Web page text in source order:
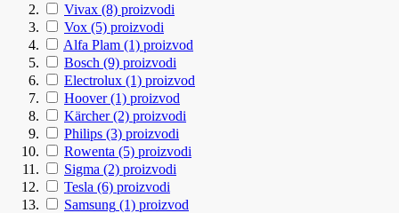
Vivax (8) proizvodi
Vox (5) proizvodi
Alfa Plam (1) proizvod
Bosch (9) proizvodi
Electrolux (1) proizvod
Hoover (1) proizvod
Kärcher (2) proizvodi
Philips (3) proizvodi
Rowenta (5) proizvodi
Sigma (2) proizvodi
Tesla (6) proizvodi
Samsung (1) proizvod